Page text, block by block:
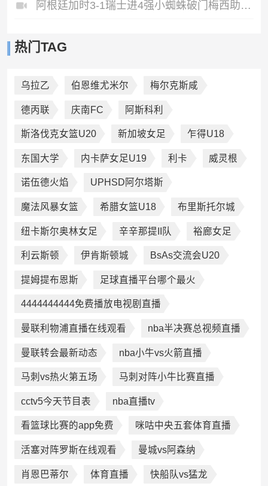
阿根廷加时3-1瑞士进4强小蜘蛛破门梅西助攻麦卡恩博洛假摔染红
热门TAG
乌拉乙 伯恩维尤米尔 梅尔克斯咸
德丙联 庆南FC 阿斯科利
斯洛伐克女篮U20 新加坡女足 乍得U18
东国大学 内卡萨女足U19 利卡 威灵根
诺伍德火焰 UPHSD阿尔塔斯
魔法风暴女篮 希腊女篮U18 布里斯托尔城
纽卡斯尔奥林女足 辛辛那提II队 裕廊女足
利云斯顿 伊肯斯顿城 BsAs交流会U20
提姆提布恩斯 足球直播平台哪个最火
4444444444免费播放电视剧直播
曼联利物浦直播在线观看 nba半决赛总视频直播
曼联转会最新动态 nba小牛vs火箭直播
马刺vs热火第五场 马刺对阵小牛比赛直播
cctv5今天节目表 nba直播tv
看篮球比赛的app免费 咪咕中央五套体育直播
活塞对阵罗斯在线观看 曼城vs阿森纳
肖恩巴蒂尔 体育直播 快船队vs猛龙